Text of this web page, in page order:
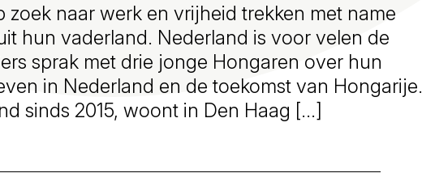
zoek naar werk en vrijheid trekken met name
hun vaderland. Nederland is voor velen de
sprak met drie jonge Hongaren over hun
in Nederland en de toekomst van Hongarije.
sinds 2015, woont in Den Haag […]